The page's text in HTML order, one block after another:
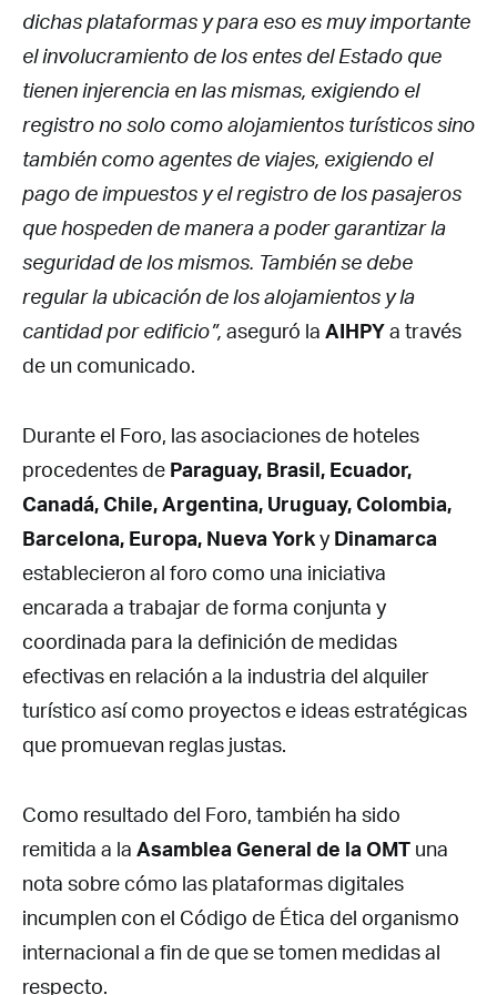
dichas plataformas y para eso es muy importante
el involucramiento de los entes del Estado que
tienen injerencia en las mismas, exigiendo el
registro no solo como alojamientos turísticos sino
también como agentes de viajes, exigiendo el
pago de impuestos y el registro de los pasajeros
que hospeden de manera a poder garantizar la
seguridad de los mismos. También se debe
regular la ubicación de los alojamientos y la
cantidad por edificio”, aseguró la AIHPYa través
de un comunicado.
Durante el Foro, las asociaciones de hoteles
procedentes de Paraguay, Brasil, Ecuador,
Canadá, Chile, Argentina, Uruguay, Colombia,
Barcelona, Europa, Nueva YorkyDinamarca
establecieron al foro como una iniciativa
encarada a trabajar de forma conjunta y
coordinada para la definición de medidas
efectivas en relación a la industria del alquiler
turístico así como proyectos e ideas estratégicas
que promuevan reglas justas.
Como resultado del Foro, también ha sido
remitida a la Asamblea General de la OMT una
nota sobre cómo las plataformas digitales
incumplen con el Código de Ética del organismo
internacional a fin de que se tomen medidas al
respecto.